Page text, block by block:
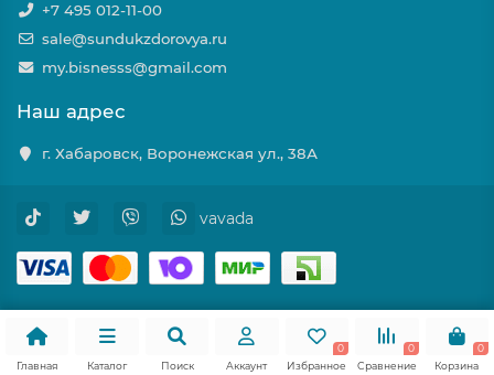
+7 495 012-11-00
sale@sundukzdorovya.ru
my.bisnesss@gmail.com
Наш адрес
г. Хабаровск, Воронежская ул., 38А
vavada
Главная Каталог Поиск Аккаунт
0
Избранное
0
Сравнение
0
Корзина